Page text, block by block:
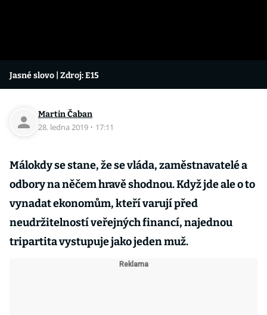
Jasné slovo | Zdroj: E15
Martin Čaban
28. ledna 2019 · 17:11
Málokdy se stane, že se vláda, zaměstnavatelé a
odbory na něčem hravě shodnou. Když jde ale o to
vynadat ekonomům, kteří varují před
neudržitelností veřejných financí, najednou
tripartita vystupuje jako jeden muž.